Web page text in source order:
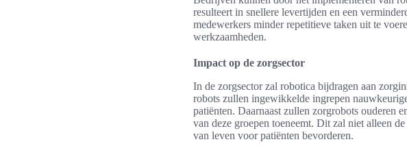
resulteert in snellere levertijden en een
medewerkers minder repetitieve taken uit te
werkzaamheden.
Impact op de zorgsector
In de zorgsector zal robotica bijdragen aan
robots zullen ingewikkelde ingrepen
patiënten. Daarnaast zullen zorgrobots ouderen
van deze groepen toeneemt. Dit zal niet alleen
van leven voor patiënten bevorderen.